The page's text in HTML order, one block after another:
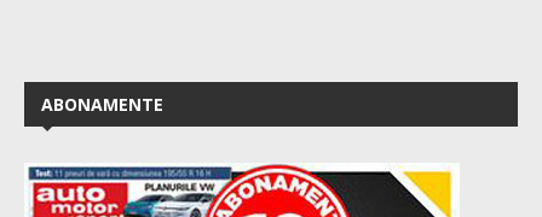
ABONAMENTE